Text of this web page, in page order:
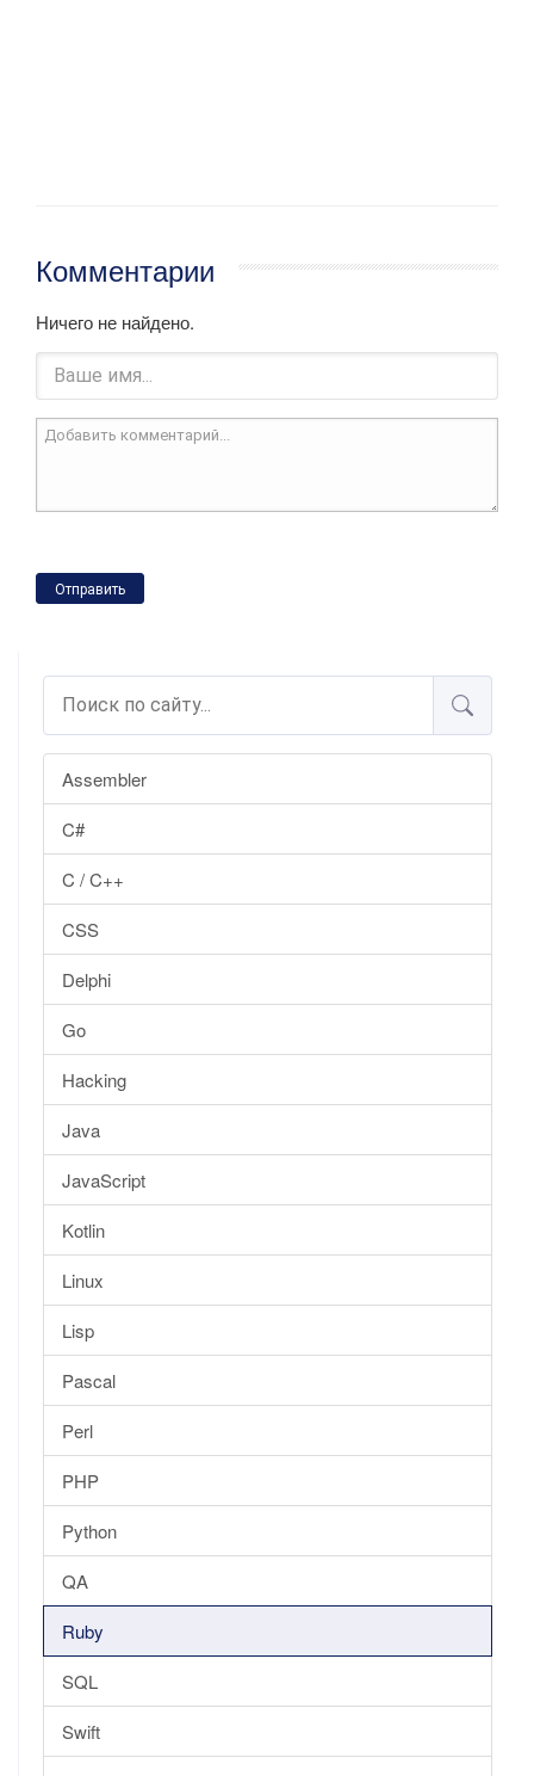
Assembler
C#
C / C++
CSS
Delphi
Go
Hacking
Java
JavaScript
Kotlin
Linux
Lisp
Pascal
Perl
PHP
Python
QA
Ruby
SQL
Swift
Комментарии
Ничего не найдено.
Отправить